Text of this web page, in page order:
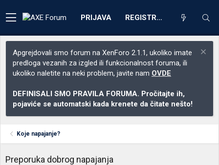
PRIJAVA REGISTRACIJA
Apgrejdovali smo forum na XenForo 2.1.1, ukoliko imate
predloga vezanih za izgled ili funkcionalnost foruma, ili
ukoliko naletite na neki problem, javite nam OVDE
DEFINISALI SMO PRAVILA FORUMA. Pročitajte ih,
pojaviće se automatski kada krenete da čitate nešto!
Koje napajanje?
Preporuka dobrog napajanja